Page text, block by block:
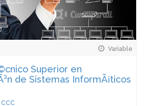
Variable
Superior en
de Sistemas InformÃ¡ticos